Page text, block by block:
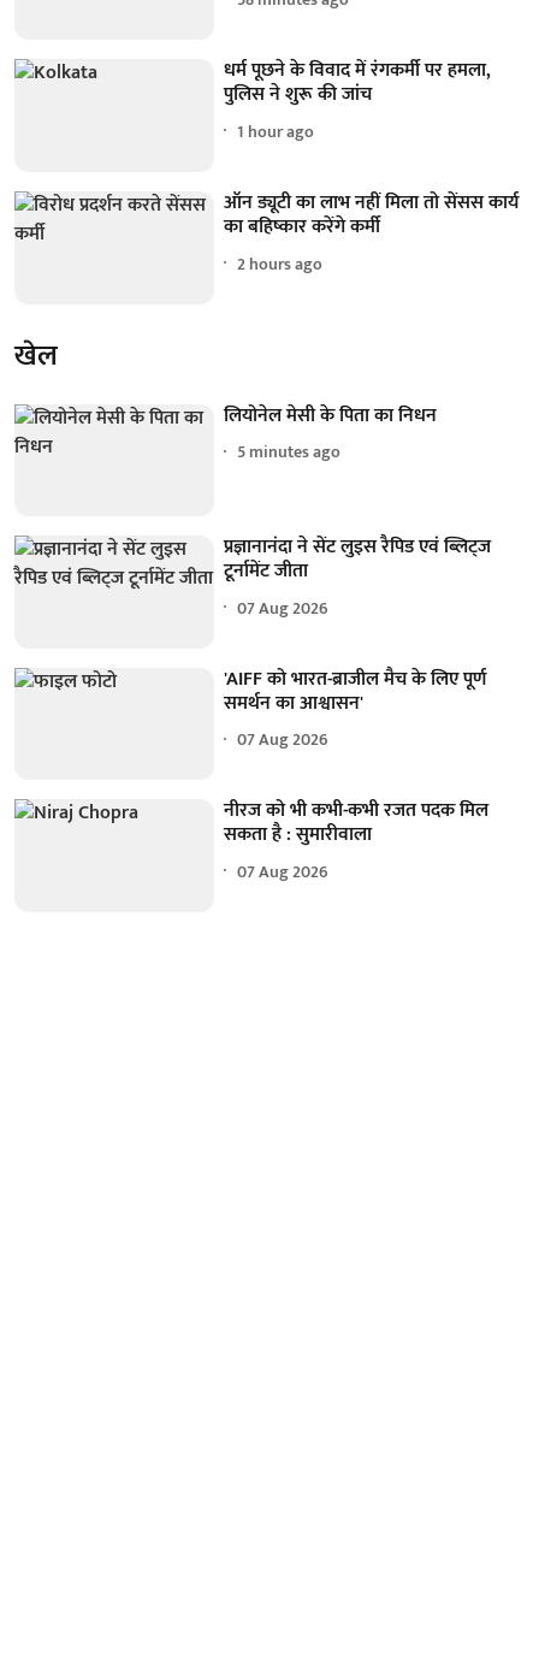
धर्म पूछने के विवाद में रंगकर्मी पर हमला,
पुलिस ने शुरू की जांच
1 hour ago
ऑन ड्यूटी का लाभ नहीं मिला तो सेंसस कार्य
का बहिष्कार करेंगे कर्मी
2 hours ago
खेल
लियोनेल मेसी के पिता का निधन
5 minutes ago
प्रज्ञानानंदा ने सेंट लुइस रैपिड एवं ब्लिट्ज
टूर्नामेंट जीता
07 Aug 2026
'AIFF को भारत-ब्राजील मैच के लिए पूर्ण
समर्थन का आश्वासन'
07 Aug 2026
नीरज को भी कभी-कभी रजत पदक मिल
सकता है : सुमारीवाला
07 Aug 2026